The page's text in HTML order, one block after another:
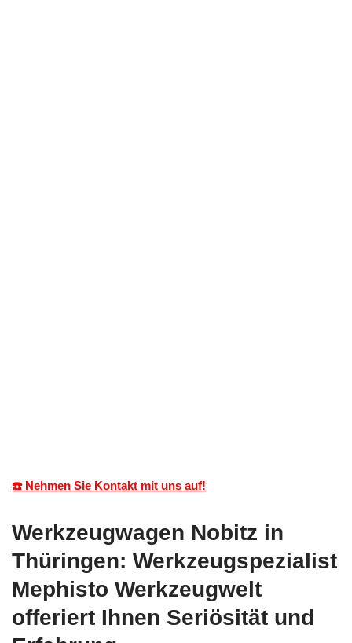
☎️ Nehmen Sie Kontakt mit uns auf!
Werkzeugwagen Nobitz in
Thüringen: Werkzeugspezialist
Mephisto Werkzeugwelt
offeriert Ihnen Seriösität und